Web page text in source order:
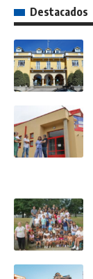
Destacados